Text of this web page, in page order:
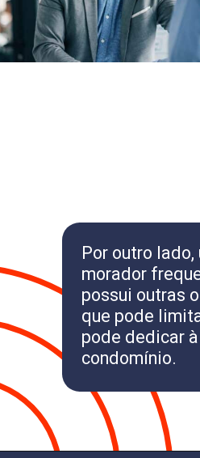
Por outro
morador
possui outras
que pode
pode dedicar
condomínio.